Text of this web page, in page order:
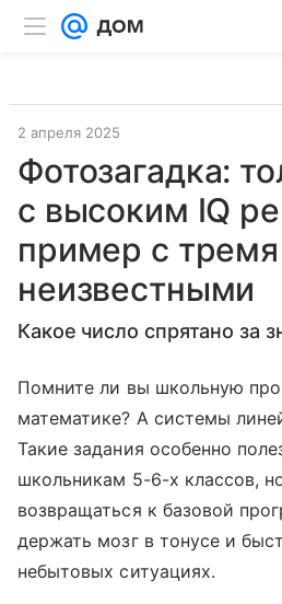
2 апреля 2025
Фотозагадка:
с высоким IQ
пример с тремя
неизвестными
Какое число спрятано за
Помните ли вы школьную
математике? А системы
Такие задания особенно
школьникам 5-6-х классов,
возвращаться к базовой
держать мозг в тонусе и
небытовых ситуациях.